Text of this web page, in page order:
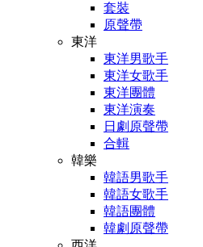
套裝
原聲帶
東洋
東洋男歌手
東洋女歌手
東洋團體
東洋演奏
日劇原聲帶
合輯
韓樂
韓語男歌手
韓語女歌手
韓語團體
韓劇原聲帶